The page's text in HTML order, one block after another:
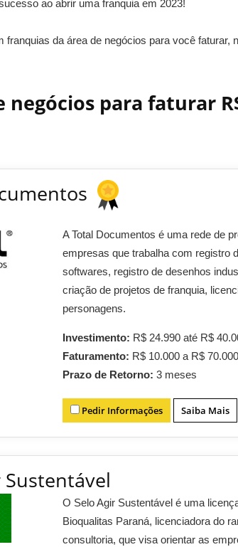
ao abrir uma franquia em 2023!
franquias da área de negócios para você faturar,
negócios para faturar
A Total Documentos é uma rede de
empresas que trabalha com registro
softwares, registro de desenhos
criação de projetos de franquia,
personagens.
Investimento: R$ 24.990 até R$
Faturamento: R$ 10.000 a R$ 70.000
Prazo de Retorno:3 meses
Pedir Informações Saiba Mais
Sustentável
O Selo Agir Sustentável é uma
Bioqualitas Paraná, licenciadora do
consultoria, que visa orientar as